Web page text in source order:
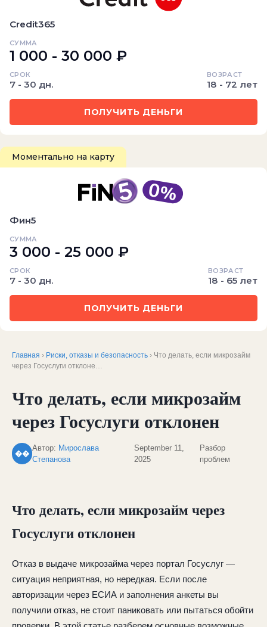
Credit365
СУММА
1 000 - 30 000 ₽
СРОК
7 - 30 дн.
ВОЗРАСТ
18 - 72 лет
ПОЛУЧИТЬ ДЕНЬГИ
Моментально на карту
Фин5
СУММА
3 000 - 25 000 ₽
СРОК
7 - 30 дн.
ВОЗРАСТ
18 - 65 лет
ПОЛУЧИТЬ ДЕНЬГИ
Главная › Риски, отказы и безопасность › Что делать, если микрозайм
через Госуслуги отклоне…
Что делать, если микрозайм
через Госуслуги отклонен
��
Автор: Мирослава
Степанова
September 11,
2025
Разбор
проблем
Что делать, если микрозайм через
Госуслуги отклонен
Отказ в выдаче микрозайма через портал Госуслуг —
ситуация неприятная, но нередкая. Если после
авторизации через ЕСИА и заполнения анкеты вы
получили отказ, не стоит паниковать или пытаться обойти